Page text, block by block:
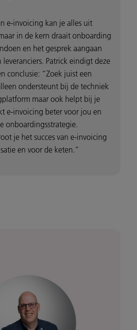
e-invoicing kan je alles uit
in de kern draait onboarding
en het gesprek aangaan
Patrick eindigt deze
conclusie: “Zoek juist een
ondersteunt bij de techniek
maar ook helpt bij je
e-invoicing beter voor jou en
onboardingsstrategie.
je het succes van e-invoicing
en voor de keten.”